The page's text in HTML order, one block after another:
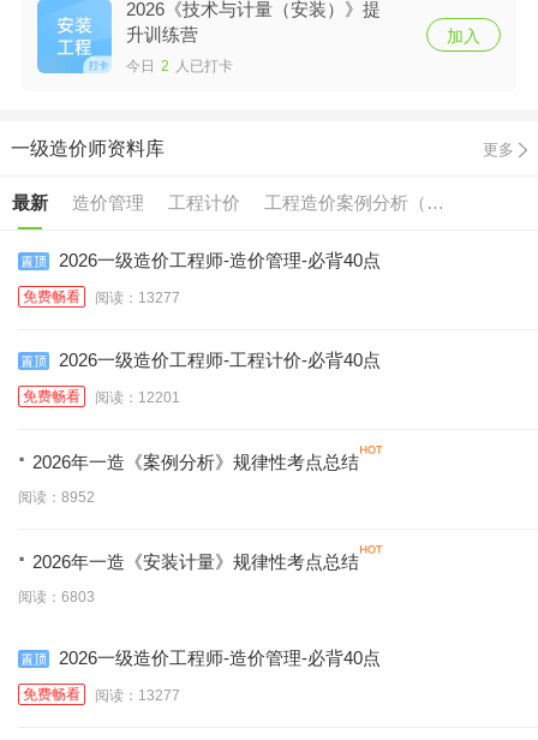
2026《技术与计量（安装）》提
升训练营
今日 2 人已打卡
加入
一级造价师资料库 更多
最新 造价管理 工程计价 工程造价案例分析（土
建/安装）
技术与计量（土建） 技术与计量（交通）
技术与计量（水利）
2026一级造价工程师-造价管理-必背40点
免费畅看 阅读：13277
2026一级造价工程师-工程计价-必背40点
免费畅看 阅读：12201
· 2026年一造《案例分析》规律性考点总结
阅读：8952
· 2026年一造《安装计量》规律性考点总结
阅读：6803
2026一级造价工程师-造价管理-必背40点
免费畅看 阅读：13277